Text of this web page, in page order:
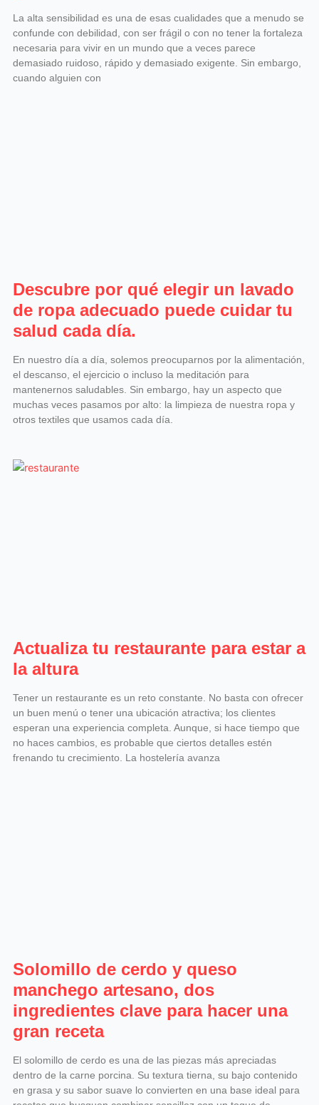
La alta sensibilidad es una de esas cualidades que a menudo se
confunde con debilidad, con ser frágil o con no tener la fortaleza
necesaria para vivir en un mundo que a veces parece
demasiado ruidoso, rápido y demasiado exigente. Sin embargo,
cuando alguien con
Descubre por qué elegir un lavado
de ropa adecuado puede cuidar tu
salud cada día.
En nuestro día a día, solemos preocuparnos por la alimentación,
el descanso, el ejercicio o incluso la meditación para
mantenernos saludables. Sin embargo, hay un aspecto que
muchas veces pasamos por alto: la limpieza de nuestra ropa y
otros textiles que usamos cada día.
Actualiza tu restaurante para estar a
la altura
Tener un restaurante es un reto constante. No basta con ofrecer
un buen menú o tener una ubicación atractiva; los clientes
esperan una experiencia completa. Aunque, si hace tiempo que
no haces cambios, es probable que ciertos detalles estén
frenando tu crecimiento. La hostelería avanza
Solomillo de cerdo y queso
manchego artesano, dos
ingredientes clave para hacer una
gran receta
El solomillo de cerdo es una de las piezas más apreciadas
dentro de la carne porcina. Su textura tierna, su bajo contenido
en grasa y su sabor suave lo convierten en una base ideal para